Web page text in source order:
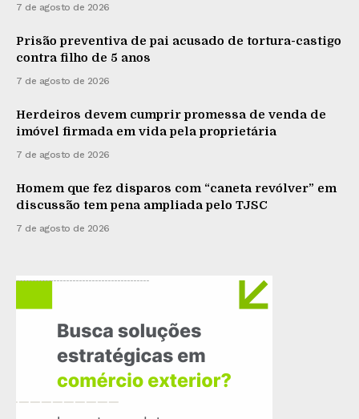
7 de agosto de 2026
Prisão preventiva de pai acusado de tortura-castigo
contra filho de 5 anos
7 de agosto de 2026
Herdeiros devem cumprir promessa de venda de
imóvel firmada em vida pela proprietária
7 de agosto de 2026
Homem que fez disparos com “caneta revólver” em
discussão tem pena ampliada pelo TJSC
7 de agosto de 2026